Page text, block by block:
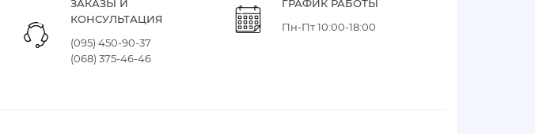
ЗАКАЗЫ И
КОНСУЛЬТАЦИЯ
(095) 450-90-37
(068) 375-46-46
ГРАФИК РАБОТЫ
Пн-Пт 10:00-18:00